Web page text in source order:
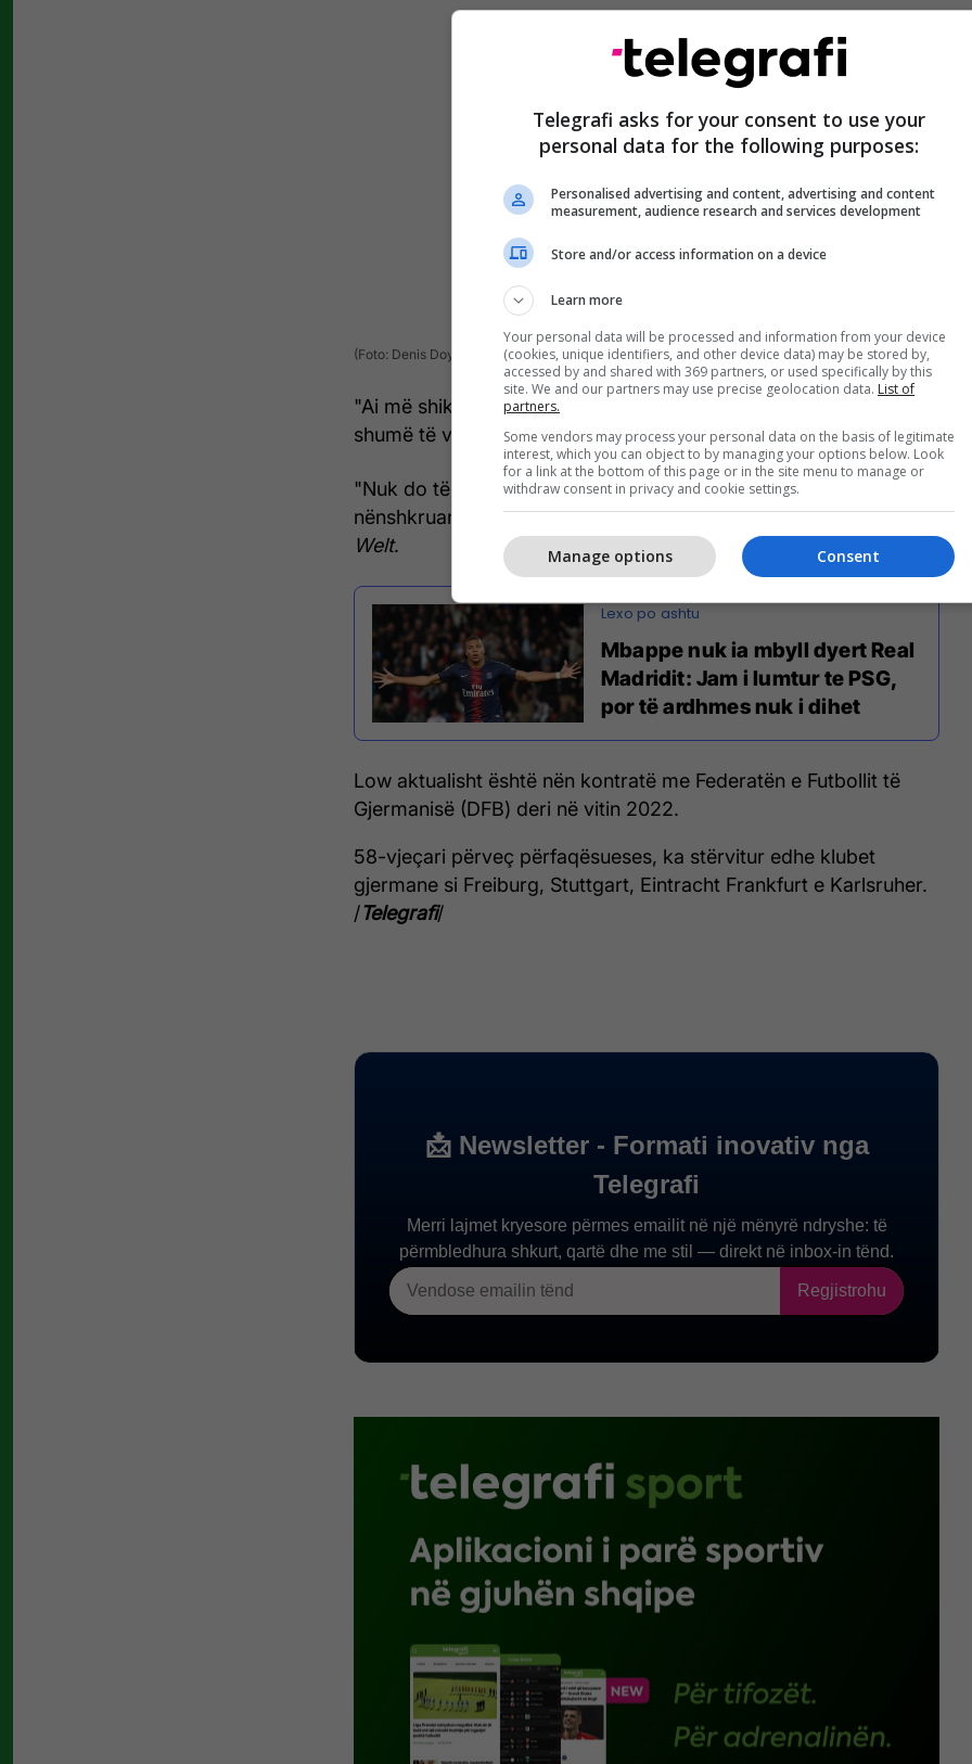
(Foto: Denis Doyle/Getty Images/Guliver)
"Ai më shikoi çuditshëm, sikur e befasova. Gjermanët janë
shumë të vlerësuar te Reali".
"Nuk do të isha i befasuar nëse Reali do tentonte të
nënshkruante me Low gjatë verës", ka thënë Schuster përDie
Welt.
Mbappe nuk ia mbyll dyert Real
Madridit: Jam i lumtur te PSG,
por të ardhmes nuk i dihet
Low aktualisht është nën kontratë me Federatën e Futbollit të
Gjermanisë (DFB) deri në vitin 2022.
58-vjeçari përveç përfaqësueses, ka stërvitur edhe klubet
gjermane si Freiburg, Stuttgart, Eintracht Frankfurt e Karlsruher.
/Telegrafi/
Telegrafi asks for your consent to use your
personal data for the following purposes:
Personalised advertising and content, advertising and content
measurement, audience research and services development
Store and/or access information on a device
Learn more
Your personal data will be processed and information from your device
(cookies, unique identifiers, and other device data) may be stored by,
accessed by and shared with 369 partners, or used specifically by this
site. We and our partners may use precise geolocation data. List of
partners.
Some vendors may process your personal data on the basis of legitimate
interest, which you can object to by managing your options below. Look
for a link at the bottom of this page or in the site menu to manage or
withdraw consent in privacy and cookie settings.
Consent
Manage options